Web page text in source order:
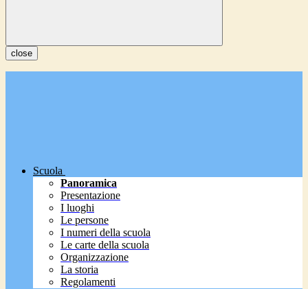
close
Scuola
Panoramica
Presentazione
I luoghi
Le persone
I numeri della scuola
Le carte della scuola
Organizzazione
La storia
Regolamenti